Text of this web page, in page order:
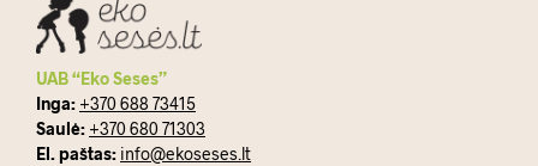
UAB “Eko Seses”
Inga: +370 688 73415
Saulė: +370 680 71303
El. paštas: info@ekoseses.lt